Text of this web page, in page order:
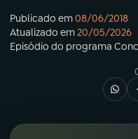
Publicado em08/06/2018
Atualizado em20/05/2026
Episódio do programa